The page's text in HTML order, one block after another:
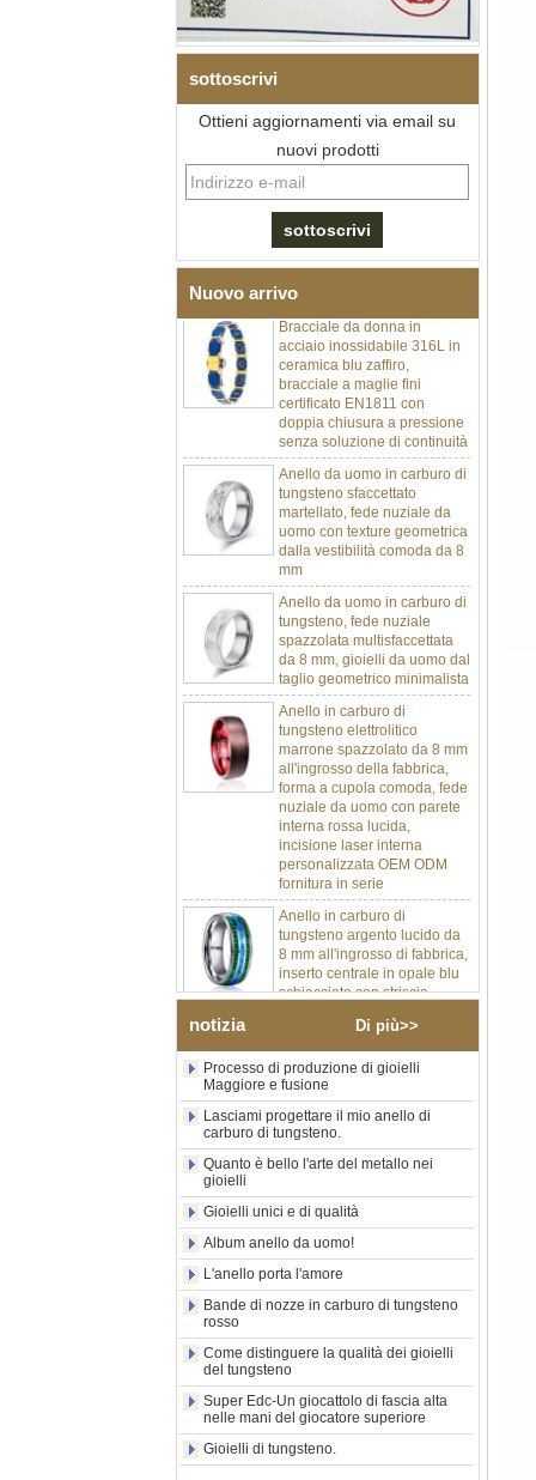
sottoscrivi
Ottieni aggiornamenti via email su
nuovi prodotti
Nuovo arrivo
Bracciale da uomo a maglie I
in acciaio inossidabile 304
con zirconi neri in ceramica,
chiusura deployante a
doppia pressione 316L,
bracciale a maglie per
terapia con pietre
magnetiche e germanio
incorporate
Bracciale da donna in
acciaio inossidabile 316L in
ceramica blu zaffiro,
bracciale a maglie fini
certificato EN1811 con
doppia chiusura a pressione
senza soluzione di continuità
Anello da uomo in carburo di
tungsteno sfaccettato
martellato, fede nuziale da
uomo con texture geometrica
dalla vestibilità comoda da 8
mm
Anello da uomo in carburo di
tungsteno, fede nuziale
spazzolata multisfaccettata
da 8 mm, gioielli da uomo dal
taglio geometrico minimalista
Anello in carburo di
tungsteno elettrolitico
marrone spazzolato da 8 mm
all'ingrosso della fabbrica,
forma a cupola comoda, fede
nuziale da uomo con parete
interna rossa lucida,
incisione laser interna
personalizzata OEM ODM
fornitura in serie
Anello in carburo di
tungsteno argento lucido da
8 mm all'ingrosso di fabbrica,
inserto centrale in opale blu
schiacciato con striscia
sintetica in malachite, fede
incisione laser interna
fornitura in serie
tungsteno con sigillo
quadrato nero lucido
all'ingrosso di fabbrica,
intarsio in legno con motivo a
abalone, anello di
dichiarazione religiosa da
uomo Incisione interna
personalizzata OEM ODM
Fornitura all'
tungsteno elettrolitico in oro
rosa da 8 mm all'ingrosso
della fabbrica, corda per
chitarra rossa e fede nuziale
per uomo a tema musicale
con intarsio opale
schiacciato, incisione laser
notizia Di più>>
Processo di produzione di gioielli
Maggiore e fusione
Lasciami progettare il mio anello di
carburo di tungsteno.
Quanto è bello l'arte del metallo nei
gioielli
Gioielli unici e di qualità
Album anello da uomo!
L'anello porta l'amore
Bande di nozze in carburo di tungsteno
rosso
Come distinguere la qualità dei gioielli
del tungsteno
Super Edc-Un giocattolo di fascia alta
nelle mani del giocatore superiore
Gioielli di tungsteno.